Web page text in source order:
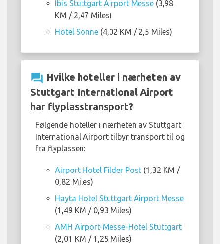
Ibis Stuttgart Airport Messe (3,98
KM / 2,47 Miles)
Hotel Sonne (4,02 KM / 2,5 Miles)
question_answer Hvilke hoteller i nærheten av
Stuttgart International Airport
har flyplasstransport?
Følgende hoteller i nærheten av Stuttgart
International Airport tilbyr transport til og
fra flyplassen:
Airport Hotel Filder Post (1,32 KM /
0,82 Miles)
Hayta Hotel Stuttgart Airport Messe
(1,49 KM / 0,93 Miles)
AMH Airport-Messe-Hotel Stuttgart
(2,01 KM / 1,25 Miles)